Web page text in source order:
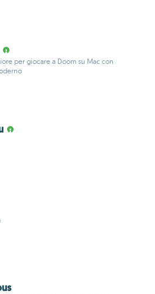
per giocare a Doom su Mac con